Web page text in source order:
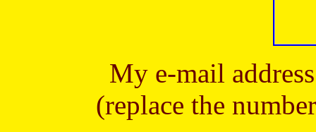
My e-mail
(replace the